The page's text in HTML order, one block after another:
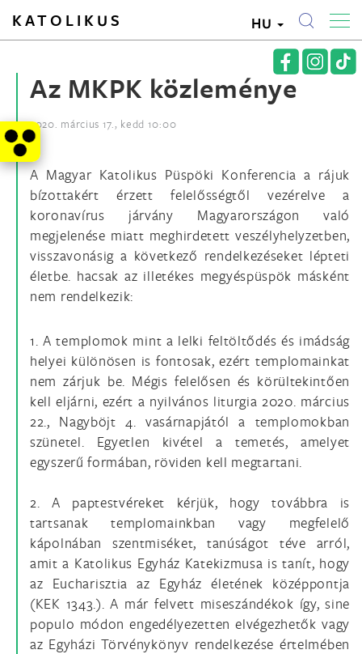
KATOLIKUS HU
Az MKPK közleménye
2020. március 17., kedd 10:00
A Magyar Katolikus Püspöki Konferencia a rájuk
bízottakért érzett felelősségtől vezérelve a
koronavírus járvány Magyarországon való
megjelenése miatt meghirdetett veszélyhelyzetben,
visszavonásig a következő rendelkezéseket lépteti
életbe. hacsak az illetékes megyéspüspök másként
nem rendelkezik:
1. A templomok mint a lelki feltöltődés és imádság
helyei különösen is fontosak, ezért templomainkat
nem zárjuk be. Mégis felelősen és körültekintően
kell eljárni, ezért a nyilvános liturgia 2020. március
22., Nagyböjt 4. vasárnapjától a templomokban
szünetel. Egyetlen kivétel a temetés, amelyet
egyszerű formában, röviden kell megtartani.
2. A paptestvéreket kérjük, hogy továbbra is
tartsanak templomainkban vagy megfelelő
kápolnában szentmiséket, tanúságot téve arról,
amit a Katolikus Egyház Katekizmusa is tanít, hogy
az Eucharisztia az Egyház életének középpontja
(KEK 1343.). A már felvett miseszándékok így, sine
populo módon engedélyezetten elvégezhetők vagy
az Egyházi Törvénykönyv rendelkezése értelmében